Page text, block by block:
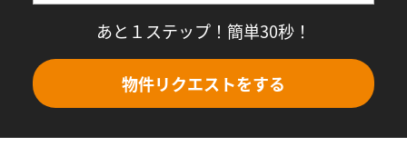
あと１ステップ！簡単30秒！
物件リクエストをする